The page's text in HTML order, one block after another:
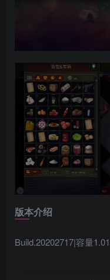
版本介绍
Build.20202717|容量